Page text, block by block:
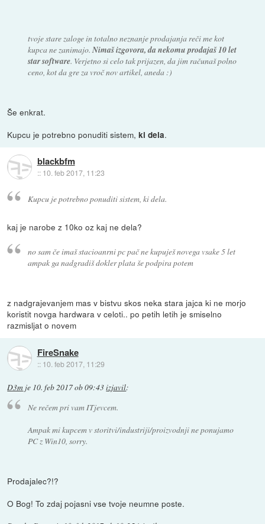
tvoje stare zaloge in totalno neznanje prodajanja reči me kot
kupca ne zanimajo.Nimaš izgovora, da nekomu prodajaš 10 let
star software. Verjetno si celo tak prijazen, da jim računaš polno
ceno, kot da gre za vroč nov artikel, aneda :)
Še enkrat.
Kupcu je potrebno ponuditi sistem,ki dela.
blackbfm
:: 10. feb 2017, 11:23
Kupcu je potrebno ponuditi sistem, ki dela.
kaj je narobe z 10ko oz kaj ne dela?
no sam če imaš stacioanrni pc pač ne kupuješ novega vsake 5 let
ampak ga nadgradiš dokler plata še podpira potem
z nadgrajevanjem mas v bistvu skos neka stara jajca ki ne morjo
koristit novga hardwara v celoti.. po petih letih je smiselno
razmisljat o novem
FireSnake
:: 10. feb 2017, 11:29
D3m je 10. feb 2017 ob 09:43izjavil:
Ne rečem pri vam ITjevcem.
Ampak mi kupcem v storitvi/industriji/proizvodnji ne ponujamo
PC z Win10, sorry.
Prodajalec?!?
O Bog! To zdaj pojasni vse tvoje neumne poste.